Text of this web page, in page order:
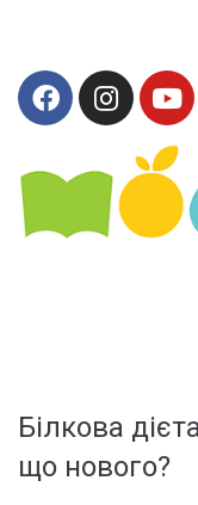
Білкова
що нового?